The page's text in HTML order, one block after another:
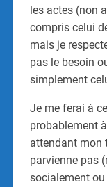
les actes (non
compris celui
mais je
pas le besoin
simplement
Je me ferai à
probablement
attendant mon
parvienne pas
socialement